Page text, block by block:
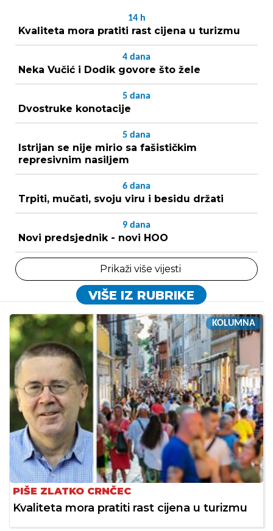
14 h
Kvaliteta mora pratiti rast cijena u turizmu
4 dana
Neka Vučić i Dodik govore što žele
5 dana
Dvostruke konotacije
5 dana
Istrijan se nije mirio sa fašističkim
represivnim nasiljem
6 dana
Trpiti, mučati, svoju viru i besidu držati
9 dana
Novi predsjednik - novi HOO
Prikaži više vijesti
VIŠE IZ RUBRIKE
KOLUMNA
PIŠE ZLATKO CRNČEC
Kvaliteta mora pratiti rast cijena u turizmu